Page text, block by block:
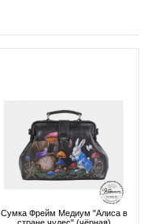
Сумка Фрейм Медиум "Алиса в
стране чудес" (чёрная)